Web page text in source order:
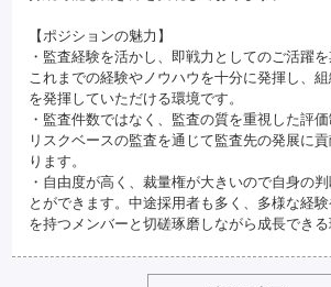
【ポジションの魅力】
・監査経験を活かし、即戦力としてのご活躍を
これまでの経験やノウハウを十分に発揮し、
を発揮していただける環境です。
・監査件数ではなく、監査の質を重視した評価
リスクベースの監査を通じて監査先の発展に
ります。
・自由度が高く、裁量権が大きいので自身の
とができます。中途採用者も多く、多様な経
を持つメンバーと切磋琢磨しながら成長できる